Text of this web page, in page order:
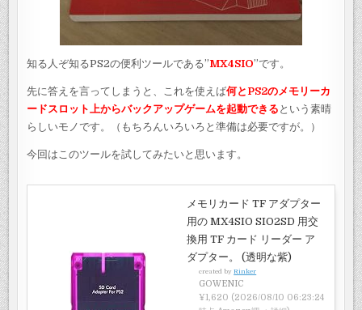
知る人ぞ知るPS2の便利ツールである”MX4SIO”です。
先に答えを言ってしまうと、これを使えば何とPS2のメモリーカ
ードスロット上からバックアップゲームを起動できる という素晴
らしいモノです。（もちろんいろいろと準備は必要ですが。）
今回はこのツールを試してみたいと思います。
メモリカード TF アダプター
用の MX4SIO SIO2SD 用交
換用 TF カード リーダー ア
ダプター。 (透明な紫)
created byRinker
GOWENIC
¥1,620 (2026/08/10 06:23:24